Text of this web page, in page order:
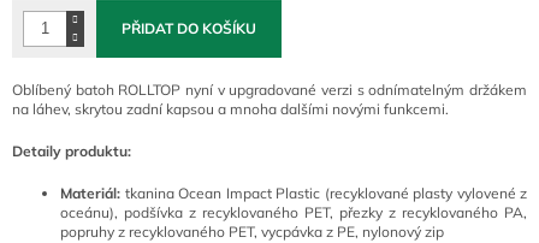
PŘIDAT DO KOŠÍKU
Oblíbený batoh ROLLTOP nyní v upgradované verzi s odnímatelným držákem
na láhev, skrytou zadní kapsou a mnoha dalšími novými funkcemi.
Detaily produktu:
Materiál: tkanina Ocean Impact Plastic (recyklované plasty vylovené z
oceánu), podšívka z recyklovaného PET, přezky z recyklovaného PA,
popruhy z recyklovaného PET, vycpávka z PE, nylonový zip